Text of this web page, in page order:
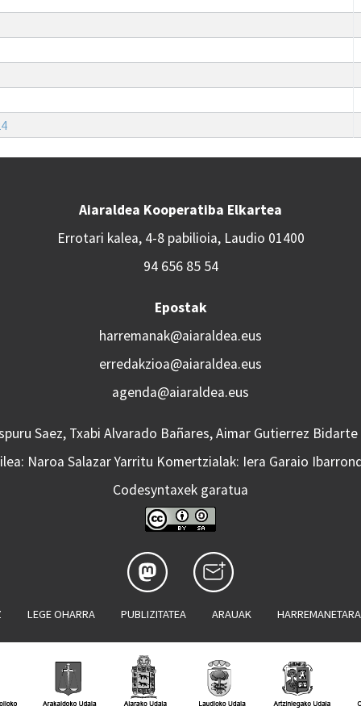
Aiaraldea Kooperatiba Elkartea
Errotari kalea, 4-8 pabilioia, Laudio 01400
94 656 85 54
Epostak
harremanak@aiaraldea.eus
erredakzioa@aiaraldea.eus
agenda@aiaraldea.eus
Saez, Txabi Alvarado Bañares, Aimar Gutierrez
Naroa Salazar Yarritu Komertzialak: Iera Garaio
Codesyntaxek garatua
LEGE OHARRA PUBLIZITATEA ARAUAK